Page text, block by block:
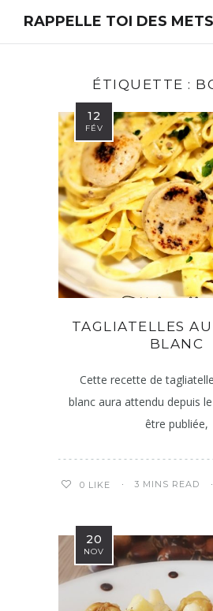
RAPPELLE TOI DES METS
ÉTIQUETTE :
12
FÉV
TAGLIATELLES
BLANC
Cette recette de
blanc aura attendu depuis
être publiée,
0 LIKE 3 MINS READ
20
NOV